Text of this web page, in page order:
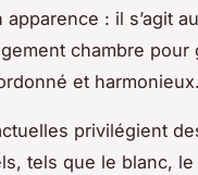
: il s’agit
chambre pour
et harmonieux.
privilégient
tels que le blanc,